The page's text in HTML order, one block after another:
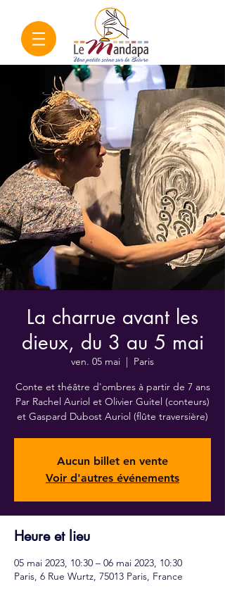
La charrue avant les
dieux, du 3 au 5 mai
ven. 05 mai
  |
Paris
Conte et théâtre d'ombres à partir de 7 ans
Par Rachel Auriol et Olivier Guitel (conteurs)
et Gaspard Dubost Auriol (flûte traversière)
Aucun billet en vente
Voir d'autres événements
Heure et lieu
05 mai 2023, 10:30 – 06 mai 2023, 10:30
Paris, 6 Rue Wurtz, 75013 Paris, France